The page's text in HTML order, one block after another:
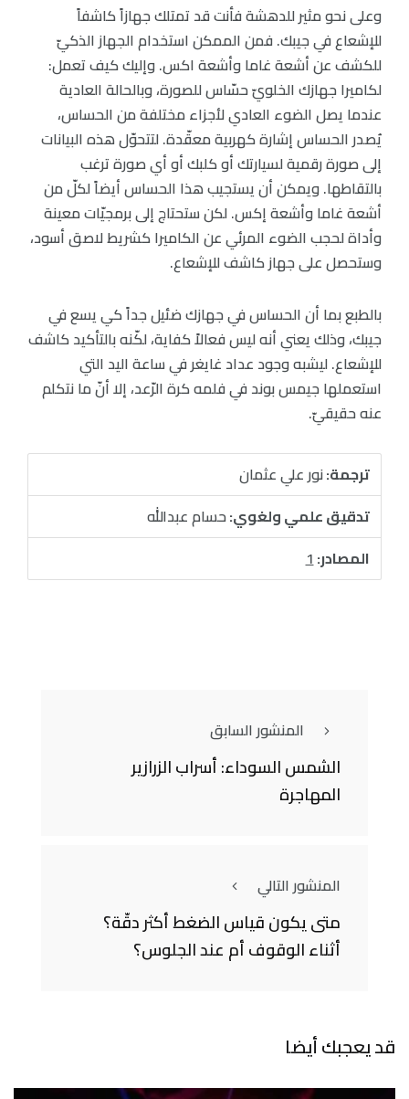
وعلى نحو مثير للدهشة فأنت قد تمتلك جهازاً كاشفاً
للإشعاع في جيبك. فمن الممكن استخدام الجهاز الذكيّ
للكشف عن أشعة غاما وأشعة اكس. وإليك كيف تعمل:
لكاميرا جهازك الخلويّ حسّاس للصورة، وبالحالة العادية
عندما يصل الضوء العادي لأجزاء مختلفة من الحساس،
يُصدر الحساس إشارة كهربية معقّدة. لتتحوّل هذه البيانات
إلى صورة رقمية لسيارتك أو كلبك أو أي صورة ترغب
بالتقاطها. ويمكن أن يستجيب هذا الحساس أيضاً لكلّ من
أشعة غاما وأشعة إكس. لكن ستحتاج إلى برمجيّات معينة
وأداة لحجب الضوء المرئي عن الكاميرا كشريط لاصق أسود،
وستحصل على جهاز كاشف للإشعاع.
بالطبع بما أن الحساس في جهازك ضئيل جداً كي يسع في
جيبك، وذلك يعني أنه ليس فعالاً كفاية، لكّنه بالتأكيد كاشف
للإشعاع. ليشبه وجود عداد غايغر في ساعة اليد التي
استعملها جيمس بوند في فلمه كرة الرّعد، إلا أنّ ما نتكلم
عنه حقيقيّ.
ترجمة:نور علي عثمان
تدقيق علمي ولغوي:حسام عبدالله
المصادر:1
المنشور السابق
الشمس السوداء: أسراب الزرازير
المهاجرة
المنشور التالي
متى يكون قياس الضغط أكثر دقّة؟
أثناء الوقوف أم عند الجلوس؟
قد يعجبك أيضا